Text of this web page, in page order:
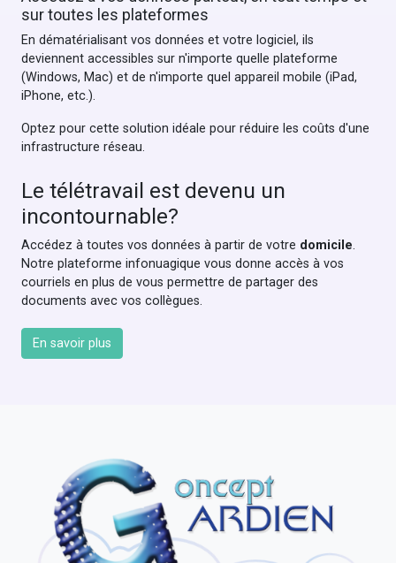
sur toutes les plateformes
En dématérialisant vos données et votre logiciel, ils
deviennent accessibles sur n'importe quelle plateforme
(Windows, Mac) et de n'importe quel appareil mobile (iPad,
iPhone, etc.).
Optez pour cette solution idéale pour réduire les coûts d'une
infrastructure réseau.
Le télétravail est devenu un
incontournable?
Accédez à toutes vos données à partir de votre domicile.
Notre plateforme infonuagique vous donne accès à vos
courriels en plus de vous permettre de partager des
documents avec vos collègues.
En savoir plus